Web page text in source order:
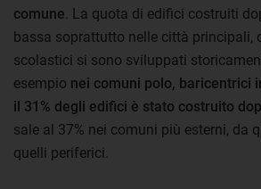
comune. La quota di edifici costruiti
bassa soprattutto nelle città principali,
scolastici si sono sviluppati
esempio nei comuni polo, baricentrici
il 31% degli edifici è stato costruito
sale al 37% nei comuni più esterni, da
quelli periferici.